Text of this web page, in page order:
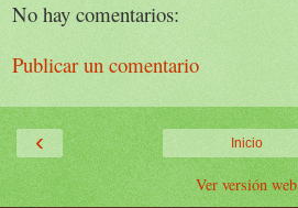
No hay comentarios:
Publicar un comentario
‹ Inicio
Ver versión web